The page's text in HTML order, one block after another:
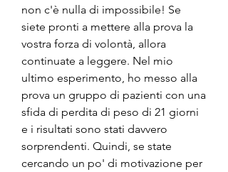
non c'è nulla di impossibile! Se
siete pronti a mettere alla prova la
vostra forza di volontà, allora
continuate a leggere. Nel mio
ultimo esperimento, ho messo alla
prova un gruppo di pazienti con una
sfida di perdita di peso di 21 giorni
e i risultati sono stati davvero
sorprendenti. Quindi, se state
cercando un po' di motivazione per